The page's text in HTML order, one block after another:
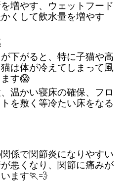
増やす、ウェットフード
くして飲水量を増やす
下がると、特に子猫や高
は体が冷えてしまって風
す😱
温かい寝床の確保、フロ
を敷く等冷たい床をなる
係で関節炎になりやすい
悪くなり、関節に痛みが
ます🏃💨